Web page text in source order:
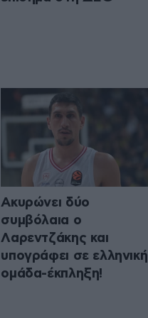
Ακυρώνει δύο
συμβόλαια ο
Λαρεντζάκης και
υπογράφει σε ελληνική
ομάδα-έκπληξη!